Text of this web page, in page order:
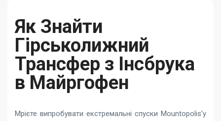
Як Знайти
Гірськолижний
Трансфер з Інсбрука
в Майргофен
Мрієте випробувати екстремальні спуски Mountopolis’у